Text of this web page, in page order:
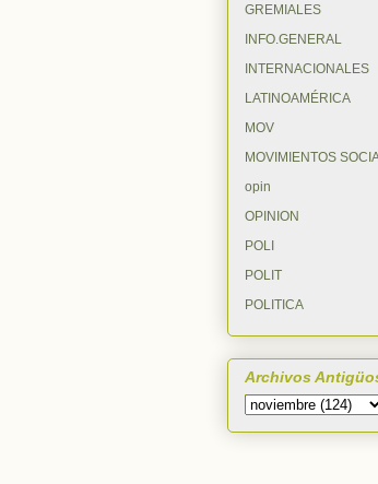
GREMIALES
INFO.GENERAL
INTERNACIONALES
LATINOAMÉRICA
MOV
MOVIMIENTOS
opin
OPINION
POLI
POLIT
POLITICA
Archivos